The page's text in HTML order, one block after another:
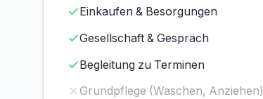
Einkaufen & Besorgungen
Gesellschaft & Gespräch
Begleitung zu Terminen
Grundpflege (Waschen, Anziehen)